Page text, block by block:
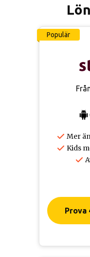
Populär
Mer
Kids
Prova